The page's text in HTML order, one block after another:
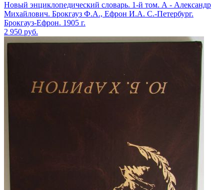
Новый энциклопедический словарь. 1-й том. А - Александр
Михайлович. Брокгауз Ф.А., Ефрон И.А. С.-Петербург.
Брокгауз-Ефрон. 1905 г.
2 950 руб.